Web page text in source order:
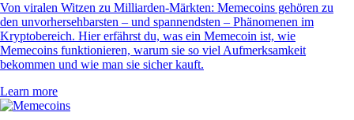
Von viralen Witzen zu Milliarden-Märkten: Memecoins gehören zu
den unvorhersehbarsten – und spannendsten – Phänomenen im
Kryptobereich. Hier erfährst du, was ein Memecoin ist, wie
Memecoins funktionieren, warum sie so viel Aufmerksamkeit
bekommen und wie man sie sicher kauft.
Learn more